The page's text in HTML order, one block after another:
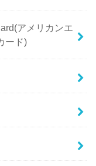
アメリカンエ
ード)